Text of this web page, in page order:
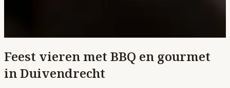
Feest vieren met BBQ en gourmet
in Duivendrecht